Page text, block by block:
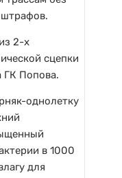
2-х
сцепки
ГК Попова.
однолетку
в 1000
для